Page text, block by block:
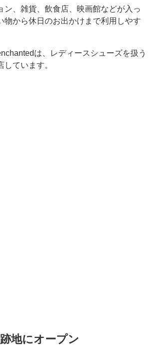
ン、雑貨、飲食店、映画館などが入っ
物から休日のお出かけまで利用しやす
は、レディースシューズを扱う
しています。
地にオープン